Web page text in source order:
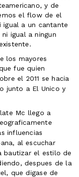
y de
el flow de el
a un cantante
igual a ningun
los mayores
fue quien
el 2011 se hacia
junto a El Unico y
Mc llego a
influencias
al escuchar
bautizar el estilo de
despues de la
que digase de